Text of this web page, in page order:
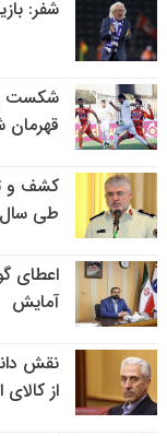
شفر:
شکست
قهرمان
طی سال ۹۶
اعطای
آمایش
نقش
از کالای